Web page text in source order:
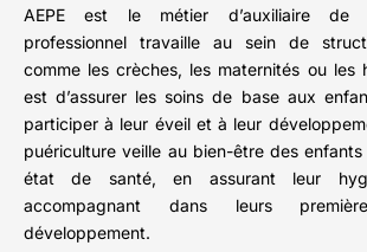
AEPE est le métier d’auxiliaire de
professionnel travaille au sein de
comme les crèches, les maternités ou les
est d’assurer les soins de base aux
participer à leur éveil et à leur
puériculture veille au bien-être des
état de santé, en assurant leur
accompagnant dans leurs
développement.